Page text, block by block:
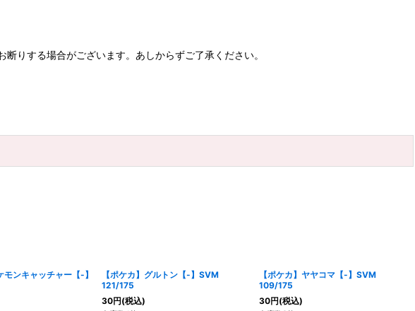
りする場合がございます。あしからずご了承ください。
モンキャッチャー【-】
【ポケカ】グルトン【-】SVM
121/175
30円(税込)
【ポケカ】ヤヤコマ【-】SVM
109/175
30円(税込)